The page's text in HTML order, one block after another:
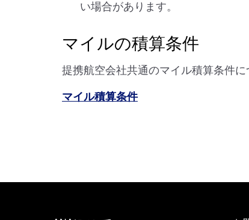
い場合があります。
マイルの積算条件
提携航空会社共通のマイル積算条件に
マイル積算条件